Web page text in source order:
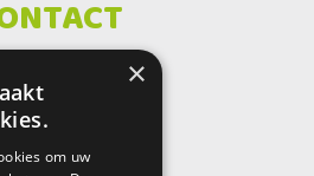
De Wenteltrap
25
×
om uw